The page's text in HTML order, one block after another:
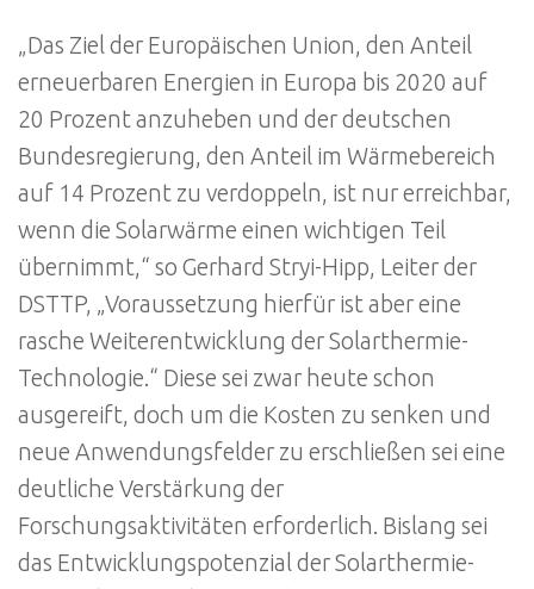
„Das Ziel der Europäischen Union, den Anteil
erneuerbaren Energien in Europa bis 2020 auf
20 Prozent anzuheben und der deutschen
Bundesregierung, den Anteil im Wärmebereich
auf 14 Prozent zu verdoppeln, ist nur erreichbar,
wenn die Solarwärme einen wichtigen Teil
übernimmt,“ so Gerhard Stryi-Hipp, Leiter der
DSTTP, „Voraussetzung hierfür ist aber eine
rasche Weiterentwicklung der Solarthermie-
Technologie.“ Diese sei zwar heute schon
ausgereift, doch um die Kosten zu senken und
neue Anwendungsfelder zu erschließen sei eine
deutliche Verstärkung der
Forschungsaktivitäten erforderlich. Bislang sei
das Entwicklungspotenzial der Solarthermie-